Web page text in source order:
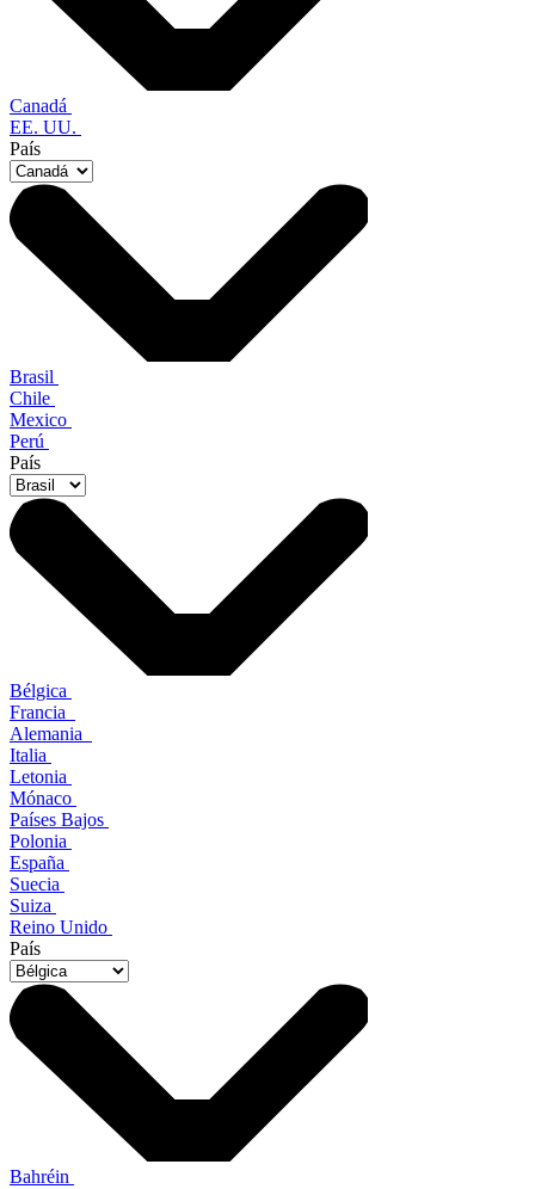
Canadá
EE. UU.
País
Brasil
Chile
Mexico
Perú
País
Bélgica
Francia
Alemania
Italia
Letonia
Mónaco
Países Bajos
Polonia
España
Suecia
Suiza
Reino Unido
País
Bahréin